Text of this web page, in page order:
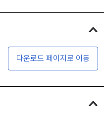
다운로드 페이지로 이동